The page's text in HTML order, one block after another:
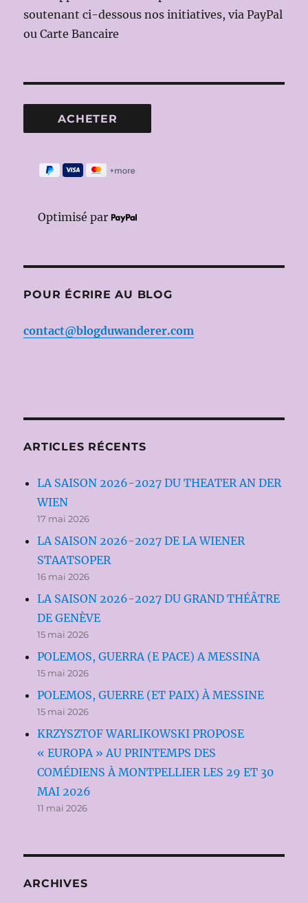
soutenant ci-dessous nos initiatives, via PayPal
ou Carte Bancaire
Optimisé par
POUR ÉCRIRE AU BLOG
contact@blogduwanderer.com
ARTICLES RÉCENTS
LA SAISON 2026-2027 DU THEATER AN DER
WIEN
17 mai 2026
LA SAISON 2026-2027 DE LA WIENER
STAATSOPER
16 mai 2026
LA SAISON 2026-2027 DU GRAND THÉÂTRE
DE GENÈVE
15 mai 2026
POLEMOS, GUERRA (E PACE) A MESSINA
15 mai 2026
POLEMOS, GUERRE (ET PAIX) À MESSINE
15 mai 2026
KRZYSZTOF WARLIKOWSKI PROPOSE
« EUROPA » AU PRINTEMPS DES
COMÉDIENS À MONTPELLIER LES 29 ET 30
MAI 2026
11 mai 2026
ARCHIVES